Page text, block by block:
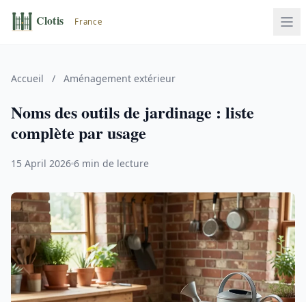
Accueil / Aménagement extérieur
Noms des outils de jardinage : liste
complète par usage
15 April 2026 6 min de lecture